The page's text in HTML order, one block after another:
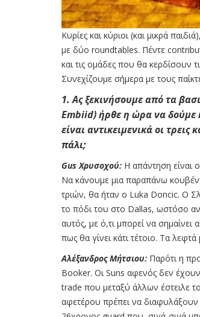
Κυρίες και κύριοι (και μικρά
με δύο roundtables. Πέντε
και τις ομάδες που θα κερδίσουν
Συνεχίζουμε σήμερα με τους
1. Ας ξεκινήσουμε από τα
Embiid) ήρθε η ώρα να δούμε
είναι αντικειμενικά οι
πάλι;
Gus Χρυσοχού: Η απάντηση είναι
Να κάνουμε μια παραπάνω
τριών, θα ήταν ο Luka Doncic. Ο
το πόδι του στο Dallas, ωστόσο αν
αυτός, με ό,τι μπορεί να σημαίνει
πως θα γίνει κάτι τέτοιο. Τα
Αλέξανδρος Μήτσιου: Παρότι η
Booker. Οι Suns αφενός δεν
trade που μεταξύ άλλων έστειλε
αφετέρου πρέπει να